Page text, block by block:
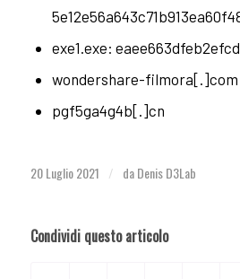
exe1.exe:
wondershare-filmora[.]com
pgf5ga4g4b[.]cn
20 Luglio 2021 / daDenis D3Lab
Condividi questo articolo